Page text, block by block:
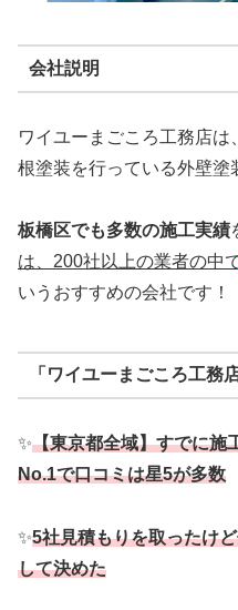
会社説明
ワイユーまごころ工務店は、
根塗装を行っている外壁塗
板橋区でも多数の施工実績
は、200社以上の業者の中
いうおすすめの会社です！
「ワイユーまごころ工務
✨【東京都全域】すでに施
No.1で口コミは星5が多数
✨5社見積もりを取ったけ
して決めた